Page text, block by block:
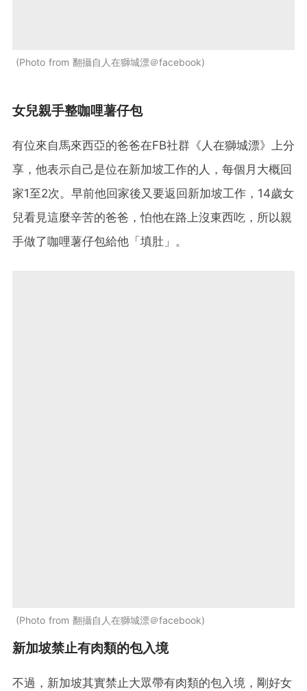
Photo from 翻攝自人在獅城漂＠facebook
女兒親手整咖哩薯仔包
有位來自馬來西亞的爸爸在FB社群《人在獅城漂》上分
享，他表示自己是位在新加坡工作的人，每個月大概回
家1至2次。早前他回家後又要返回新加坡工作，14歲女
兒看見這麼辛苦的爸爸，怕他在路上沒東西吃，所以親
手做了咖哩薯仔包給他「填肚」。
Photo from 翻攝自人在獅城漂＠facebook
新加坡禁止有肉類的包入境
不過，新加坡其實禁止大眾帶有肉類的包入境，剛好女